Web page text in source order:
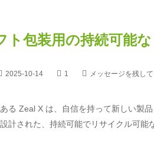
ト包装用の持続可能
2025-10-14 1 メッセージを残し
Zeal X は、自信を持って新しい製品
された、持続可能でリサイクル可能